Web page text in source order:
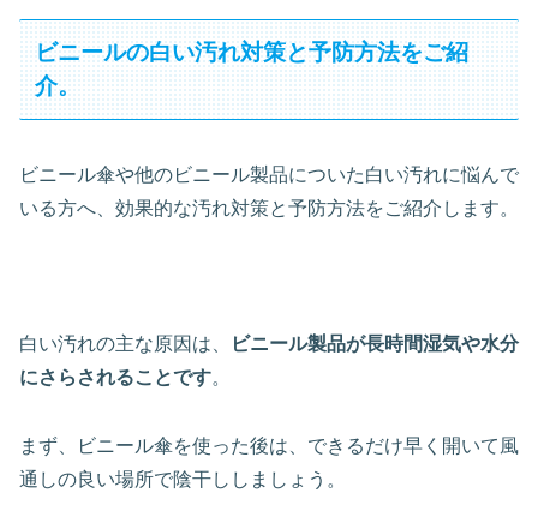
ビニールの白い汚れ対策と予防方法をご紹
介。
ビニール傘や他のビニール製品についた白い汚れに悩んで
いる方へ、効果的な汚れ対策と予防方法をご紹介します。
白い汚れの主な原因は、
ビニール製品が長時間湿気や水分
にさらされることです。
まず、ビニール傘を使った後は、できるだけ早く開いて風
通しの良い場所で陰干ししましょう。